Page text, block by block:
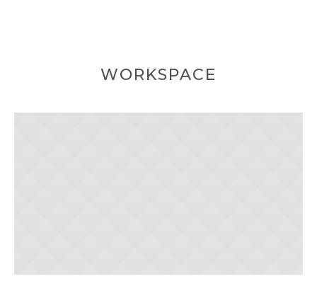
WORKSPACE